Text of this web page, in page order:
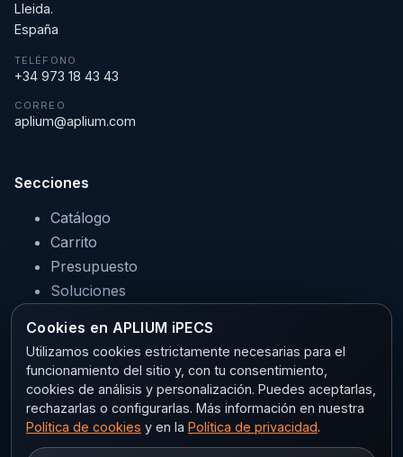
Lleida.
España
TELÉFONO
+34 973 18 43 43
CORREO
aplium@aplium.com
Secciones
Catálogo
Carrito
Presupuesto
Soluciones
Sectores
Legal
Aviso legal
Cookies en APLIUM iPECS
Utilizamos cookies estrictamente necesarias para el
funcionamiento del sitio y, con tu consentimiento,
cookies de análisis y personalización. Puedes aceptarlas,
rechazarlas o configurarlas. Más información en nuestra
Política de cookies y en la Política de privacidad.